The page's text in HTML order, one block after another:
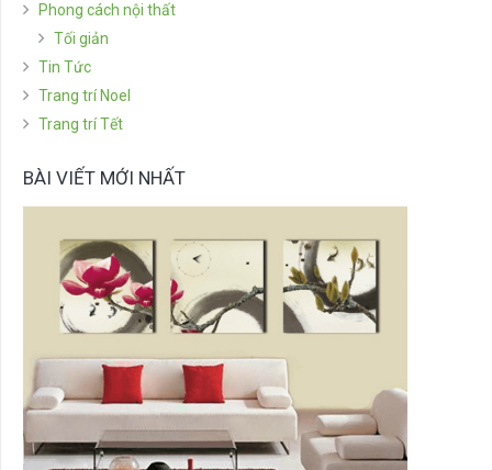
Phong cách nội thất
Tối giản
Tin Tức
Trang trí Noel
Trang trí Tết
BÀI VIẾT MỚI NHẤT